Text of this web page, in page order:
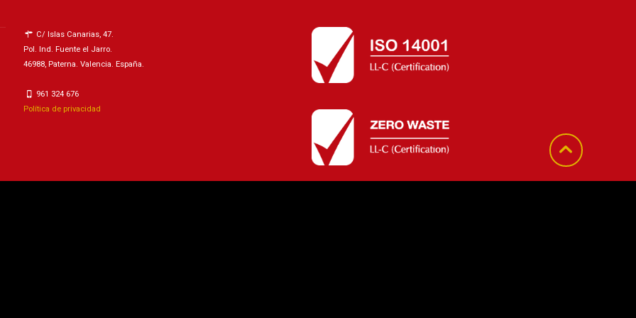
C/ Islas Canarias, 47.
Pol. Ind. Fuente el Jarro.
46988, Paterna. Valencia. España.
961 324 676
Política de privacidad